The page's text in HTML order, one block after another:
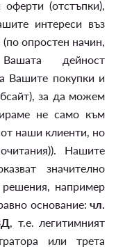
(отстъпки),
интереси въз
опростен начин,
дейност
Вашите покупки и
за да можем
не само към
наши клиенти, но
Нашите
значително
например
основание: чл.
, т.е. легитимният
или трета